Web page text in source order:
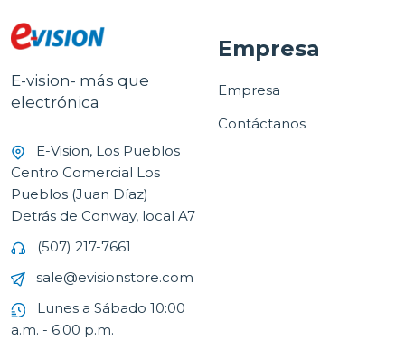
E-vision- más que
electrónica
E-Vision, Los Pueblos
Centro Comercial Los
Pueblos (Juan Díaz)
Detrás de Conway, local A7
(507) 217-7661
sale@evisionstore.com
Lunes a Sábado 10:00
a.m. - 6:00 p.m.
Empresa
Empresa
Contáctanos